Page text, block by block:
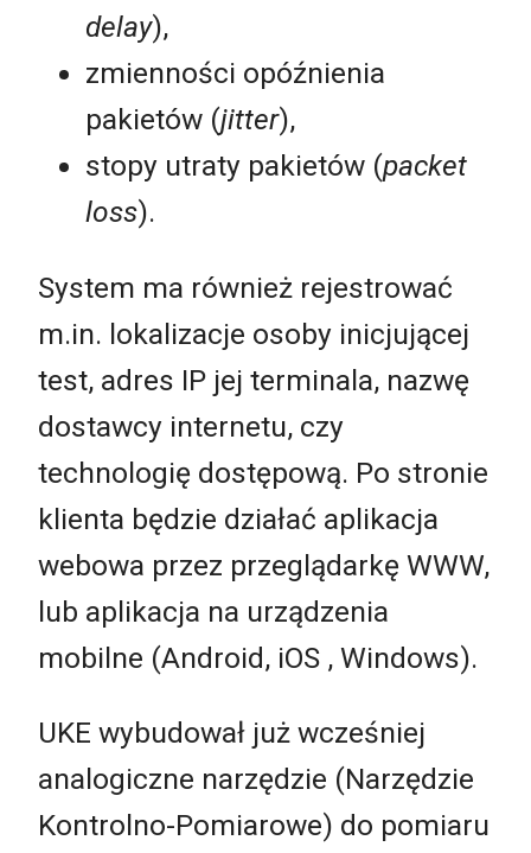
delay),
zmienności opóźnienia
pakietów (jitter),
stopy utraty pakietów (packet
loss).
System ma również rejestrować
m.in. lokalizacje osoby inicjującej
test, adres IP jej terminala, nazwę
dostawcy internetu, czy
technologię dostępową. Po stronie
klienta będzie działać aplikacja
webowa przez przeglądarkę WWW,
lub aplikacja na urządzenia
mobilne (Android, iOS , Windows).
UKE wybudował już wcześniej
analogiczne narzędzie (Narzędzie
Kontrolno-Pomiarowe) do pomiaru